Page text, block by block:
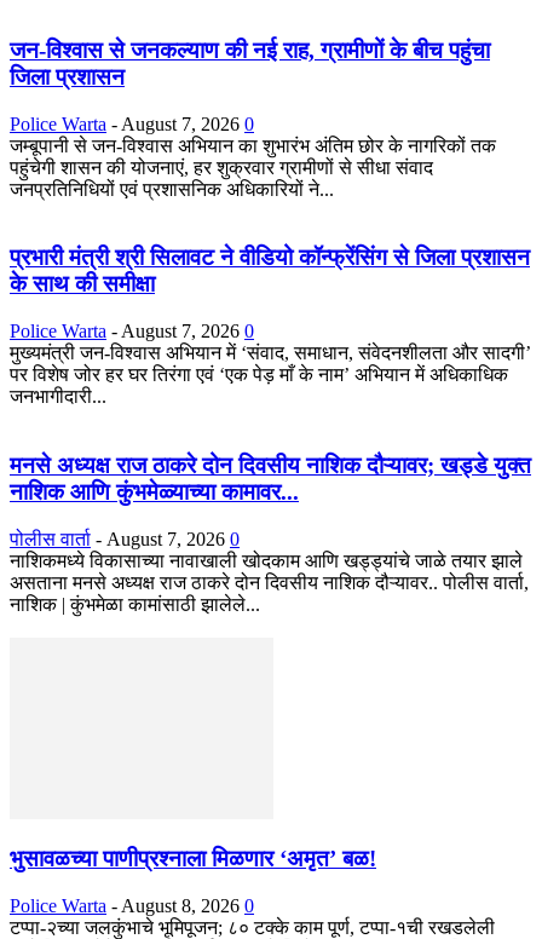
जन-विश्वास से जनकल्याण की नई राह, ग्रामीणों के बीच पहुंचा
जिला प्रशासन
Police Warta - August 7, 2026 0
जम्बूपानी से जन-विश्वास अभियान का शुभारंभ अंतिम छोर के नागरिकों तक
पहुंचेगी शासन की योजनाएं, हर शुक्रवार ग्रामीणों से सीधा संवाद
जनप्रतिनिधियों एवं प्रशासनिक अधिकारियों ने...
प्रभारी मंत्री श्री सिलावट ने वीडियो कॉन्फ्रेंसिंग से जिला प्रशासन
के साथ की समीक्षा
Police Warta - August 7, 2026 0
मुख्यमंत्री जन-विश्वास अभियान में ‘संवाद, समाधान, संवेदनशीलता और सादगी’
पर विशेष जोर हर घर तिरंगा एवं ‘एक पेड़ माँ के नाम’ अभियान में अधिकाधिक
जनभागीदारी...
मनसे अध्यक्ष राज ठाकरे दोन दिवसीय नाशिक दौऱ्यावर; खड्डे युक्त
नाशिक आणि कुंभमेळ्याच्या कामावर...
पोलीस वार्ता - August 7, 2026 0
नाशिकमध्ये विकासाच्या नावाखाली खोदकाम आणि खड्ड्यांचे जाळे तयार झाले
असताना मनसे अध्यक्ष राज ठाकरे दोन दिवसीय नाशिक दौऱ्यावर.. पोलीस वार्ता,
नाशिक | कुंभमेळा कामांसाठी झालेले...
भुसावळच्या पाणीप्रश्नाला मिळणार ‘अमृत’ बळ!
Police Warta - August 8, 2026 0
टप्पा-२च्या जलकुंभाचे भूमिपूजन; ८० टक्के काम पूर्ण, टप्पा-१ची रखडलेली